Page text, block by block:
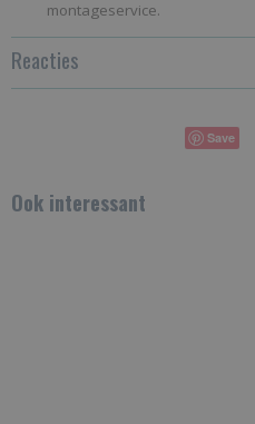
montageservice.
Reacties
Save
Ook interessant